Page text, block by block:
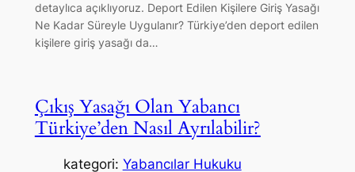
detaylıca açıklıyoruz. Deport Edilen Kişilere Giriş Yasağı
Ne Kadar Süreyle Uygulanır? Türkiye’den deport edilen
kişilere giriş yasağı da…
Çıkış Yasağı Olan Yabancı
Türkiye’den Nasıl Ayrılabilir?
kategori: Yabancılar Hukuku